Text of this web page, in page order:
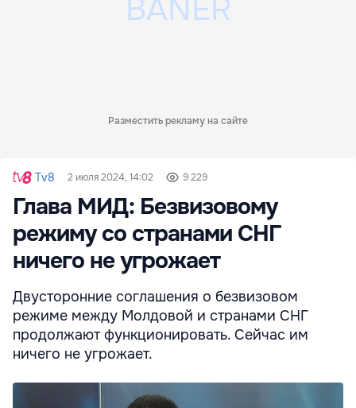
Разместить рекламу на сайте
Tv8 2 июля 2024, 14:02 9 229
Глава МИД: Безвизовому
режиму со странами СНГ
ничего не угрожает
Двусторонние соглашения о безвизовом
режиме между Молдовой и странами СНГ
продолжают функционировать. Сейчас им
ничего не угрожает.